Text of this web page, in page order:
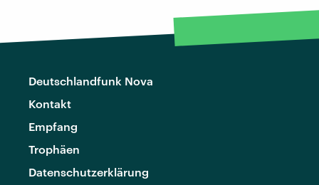
Deutschlandfunk Nova
Kontakt
Empfang
Trophäen
Datenschutzerklärung